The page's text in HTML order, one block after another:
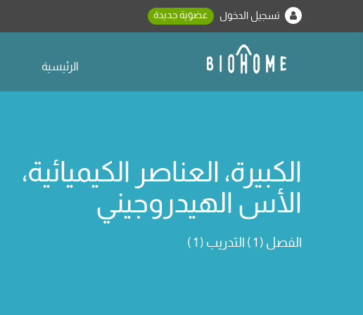
تسجيل الدخول عضوية جديدة
الرئيسية
الكبيرة، العناصر الكيميائية،
الأس الهيدروجيني
الفصل ( 1 ) التدريب ( 1 )